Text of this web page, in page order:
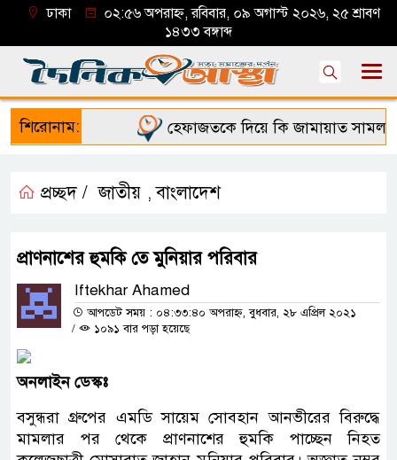
ঢাকা
০২:৫৬ অপরাহ্ন, রবিবার, ০৯ অগাস্ট ২০২৬, ২৫ শ্রাবণ
১৪৩৩ বঙ্গাব্দ
শিরোনাম: হেফাজতকে দিয়ে কি জামায়াত সামলাতে
প্রচ্ছদ / জাতীয় ,বাংলাদেশ
প্রাণনাশের হুমকি তে মুনিয়ার পরিবার
Iftekhar Ahamed
আপডেট সময় : ০৪:৩৩:৪০ অপরাহ্ন, বুধবার, ২৮ এপ্রিল ২০২১
/
১০৯১ বার পড়া হয়েছে
অনলাইন ডেস্কঃ
বসুন্ধরা গ্রুপের এমডি সায়েম সোবহান আনভীরের বিরুদ্ধে
মামলার পর থেকে প্রাণনাশের হুমকি পাচ্ছেন নিহত